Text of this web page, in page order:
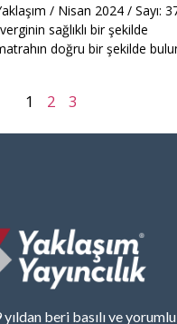
/ Nisan 2024 / Sayı:
sağlıklı bir şekilde
doğru bir şekilde
1 2 3
yıldan beri basılı ve